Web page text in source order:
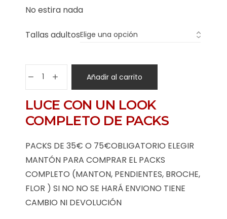
No estira nada
Tallas adultos
Añadir al carrito
LUCE CON UN LOOK
COMPLETO DE PACKS
PACKS DE 35€ O 75€OBLIGATORIO ELEGIR
MANTÓN PARA COMPRAR EL PACKS
COMPLETO (MANTON, PENDIENTES, BROCHE,
FLOR ) SI NO NO SE HARÁ ENVIONO TIENE
CAMBIO NI DEVOLUCIÓN